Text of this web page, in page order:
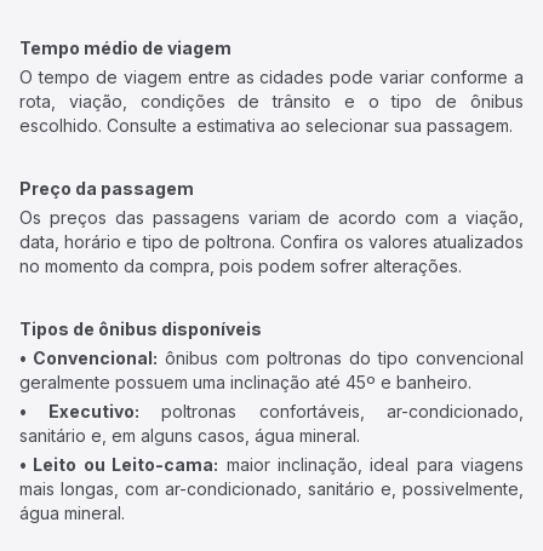
Tempo médio de viagem
O tempo de viagem entre as cidades pode variar conforme a
rota, viação, condições de trânsito e o tipo de ônibus
escolhido. Consulte a estimativa ao selecionar sua passagem.
Preço da passagem
Os preços das passagens variam de acordo com a viação,
data, horário e tipo de poltrona. Confira os valores atualizados
no momento da compra, pois podem sofrer alterações.
Tipos de ônibus disponíveis
• Convencional: ônibus com poltronas do tipo convencional
geralmente possuem uma inclinação até 45º e banheiro.
• Executivo: poltronas confortáveis, ar-condicionado,
sanitário e, em alguns casos, água mineral.
• Leito ou Leito-cama: maior inclinação, ideal para viagens
mais longas, com ar-condicionado, sanitário e, possivelmente,
água mineral.